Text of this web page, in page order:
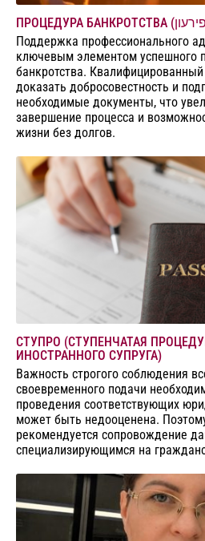
Поддержка профессионального
ключевым элементом успешного
банкротства.
доказать добросовестность и
необходимые документы, что
завершение процесса и
жизни без долгов.
СТУПРО (СТУПЕНЧАТАЯ
ИНОСТРАННОГО СУПРУГА)
Важность строгого соблюдения
своевременного подачи
проведения соответствующих
может быть недооценена.
рекомендуется сопровождение
специализирующимся на